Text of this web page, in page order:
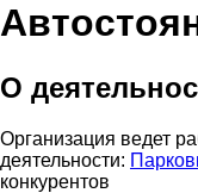
О
Организация ведет
деятельности:
конкурентов